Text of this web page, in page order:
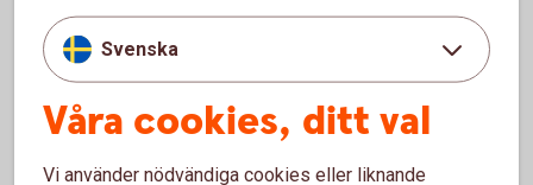
mål. I länkarna nedan kan du räkna ut hur ditt
sparande inom din tjänstepension i dessa fonder
kan bidra till hållbarhetsaktiviteter.
Global Impact - Placera din tjänstepension med
utveckling (swedbank-robur.se)
Svenska
Våra cookies, ditt val
Vi använder nödvändiga cookies eller liknande